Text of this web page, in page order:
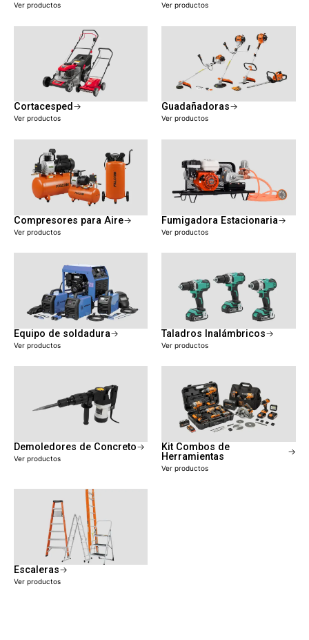
Ver productos Ver productos
Cortacesped
Ver productos
Guadañadoras
Ver productos
Compresores para Aire
Ver productos
Fumigadora Estacionaria
Ver productos
Equipo de soldadura
Ver productos
Taladros Inalámbricos
Ver productos
Demoledores de Concreto
Ver productos
Kit Combos de
Herramientas
Ver productos
Escaleras
Ver productos